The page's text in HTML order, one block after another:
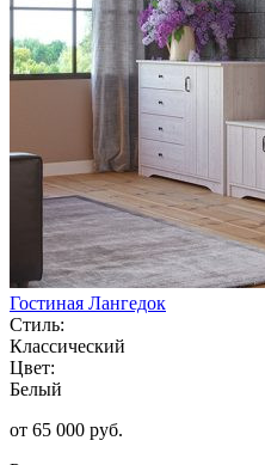
Гостиная Лангедок
Стиль:
Классический
Цвет:
Белый
от 65 000 руб.